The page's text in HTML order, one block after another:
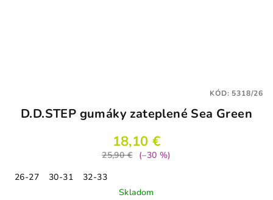
D.D.STEP gumáky zateplené Sea Green
18,10 €
25,90 €
(–30 %)
26-27
30-31
32-33
Skladom
KÓD: 5318/26